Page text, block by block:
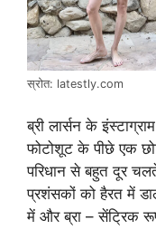
स्रोत: latestly.com
ब्री लार्सन के
फोटोशूट के पीछे एक
परिधान से बहुत दूर
प्रशंसकों को हैरत में
में और ब्रा – सेंट्रिक